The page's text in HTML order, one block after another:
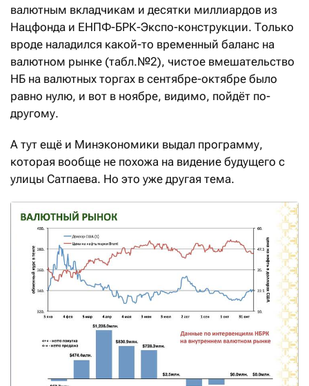
валютным вкладчикам и десятки миллиардов из
Нацфонда и ЕНПФ-БРК-Экспо-конструкции. Только
вроде наладился какой-то временный баланс на
валютном рынке (табл.№2), чистое вмешательство
НБ на валютных торгах в сентябре-октябре было
равно нулю, и вот в ноябре, видимо, пойдёт по-
другому.
А тут ещё и Минэкономики выдал программу,
которая вообще не похожа на видение будущего с
улицы Сатпаева. Но это уже другая тема.